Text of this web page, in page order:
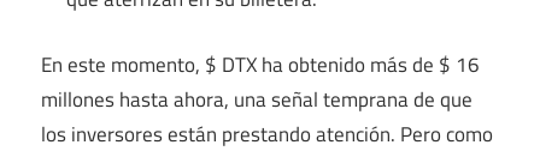
En este momento, $ DTX ha obtenido más de $ 16
millones hasta ahora, una señal temprana de que
los inversores están prestando atención. Pero como